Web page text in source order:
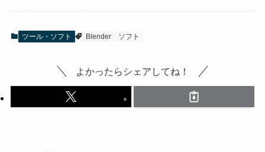
ツール・ソフト Blender ソフト
よかったらシェアしてね！